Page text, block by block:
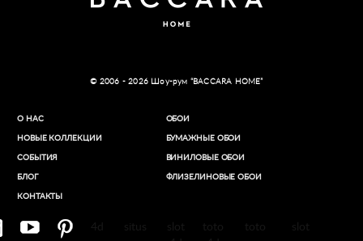
© 2006 - 2026 Шоу-рум “BACCARA HOME”
О НАС
НОВЫЕ КОЛЛЕКЦИИ
СОБЫТИЯ
БЛОГ
КОНТАКТЫ
ОБОИ
БУМАЖНЫЕ ОБОИ
ВИНИЛОВЫЕ ОБОИ​
ФЛИЗЕЛИНОВЫЕ ОБОИ